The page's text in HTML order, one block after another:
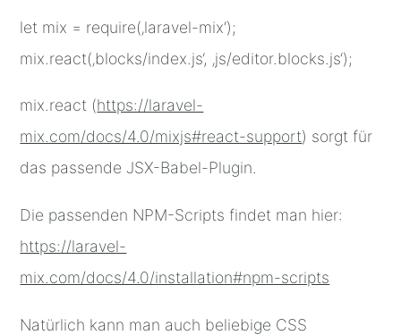
let mix = require(‚laravel-mix‘);
mix.react(‚blocks/index.js‘, ‚js/editor.blocks.js‘);
mix.react (https://laravel-
mix.com/docs/4.0/mixjs#react-support) sorgt für
das passende JSX-Babel-Plugin.
Die passenden NPM-Scripts findet man hier:
https://laravel-
mix.com/docs/4.0/installation#npm-scripts
Natürlich kann man auch beliebige CSS